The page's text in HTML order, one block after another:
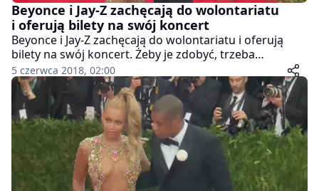
Beyonce i Jay-Z zachęcają do wolontariatu
i oferują bilety na swój koncert
Beyonce i Jay-Z zachęcają do wolontariatu i oferują
bilety na swój koncert. Żeby je zdobyć, trzeba
poświęcić czas jednej z dwóch organizacji
charytatywnych. The Prince’s Trust pomaga
pokrzywdzonym przez los młodym ludziom odzyskać
swoje życie. Natomiast Global Citizen została
utworzona w celu położenia kresu skrajnemu ubóstwu
do 2030 roku. Beyonce i Jay-Z wspólnie promują trasę
“On the Run II”, która startuje 6 czerwca w Cardiff.
Koncert w Warszawie na Stadionie Narodowym
zaplanowany jest na 30 czerwca.
5 czerwca 2018, 02:00